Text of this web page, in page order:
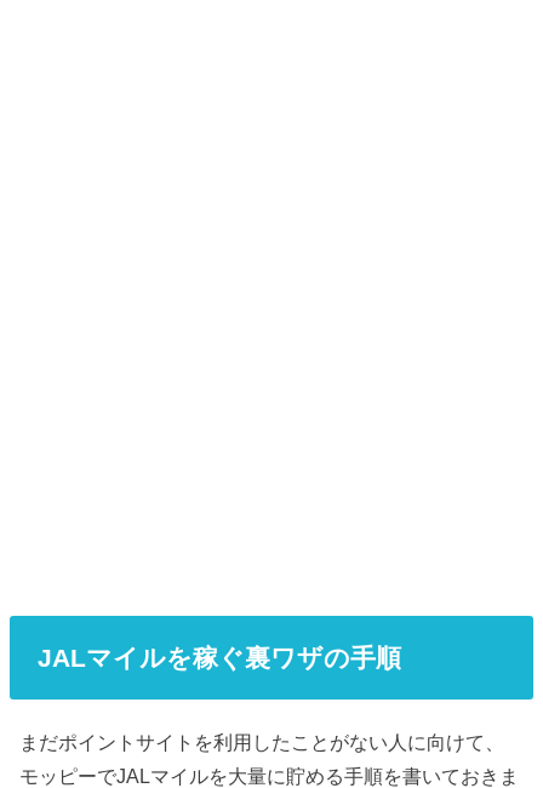
JALマイルを稼ぐ裏ワザの手順
まだポイントサイトを利用したことがない人に向けて、
モッピーでJALマイルを大量に貯める手順を書いておきま